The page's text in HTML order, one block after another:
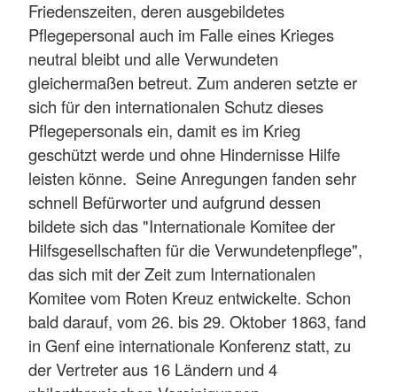
Friedenszeiten, deren ausgebildetes
Pflegepersonal auch im Falle eines Krieges
neutral bleibt und alle Verwundeten
gleichermaßen betreut. Zum anderen setzte er
sich für den internationalen Schutz dieses
Pflegepersonals ein, damit es im Krieg
geschützt werde und ohne Hindernisse Hilfe
leisten könne. Seine Anregungen fanden sehr
schnell Befürworter und aufgrund dessen
bildete sich das "Internationale Komitee der
Hilfsgesellschaften für die Verwundetenpflege",
das sich mit der Zeit zum Internationalen
Komitee vom Roten Kreuz entwickelte. Schon
bald darauf, vom 26. bis 29. Oktober 1863, fand
in Genf eine internationale Konferenz statt, zu
der Vertreter aus 16 Ländern und 4